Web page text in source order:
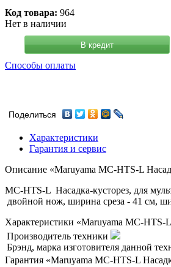
Код товара: 964
Нет в наличии
В кредит
Способы оплаты
Поделиться
Характеристики
Гарантия и сервис
Описание «Maruyama MC-HTS-L
MC-HTS-L Насадка-кусторез, для
двойной нож, ширина среза - 41 см,
Характеристики «Maruyama MC-HTS-
Производитель техники
Брэнд, марка изготовителя данной
Гарантия «Maruyama MC-HTS-L